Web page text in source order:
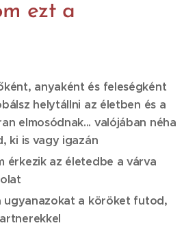
ezt a
anyaként és feleségként
helytállni az életben és a
elmosódnak... valójában néha
ki is vagy igazán
érkezik az életedbe a várva
ugyanazokat a köröket futod,